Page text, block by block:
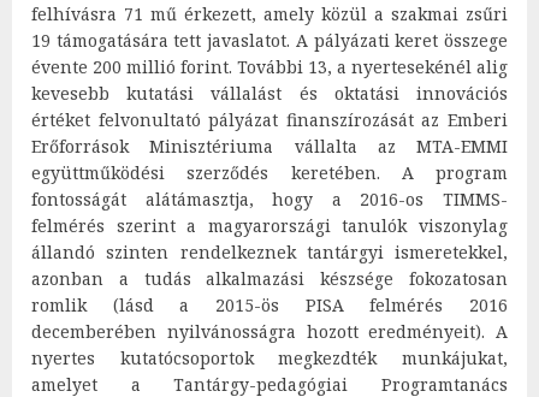
felhívásra 71 mű érkezett, amely közül a szakmai zsűri
19 támogatására tett javaslatot. A pályázati keret összege
évente 200 millió forint. További 13, a nyertesekénél alig
kevesebb kutatási vállalást és oktatási innovációs
értéket felvonultató pályázat finanszírozását az Emberi
Erőforrások Minisztériuma vállalta az MTA-EMMI
együttműködési szerződés keretében. A program
fontosságát alátámasztja, hogy a 2016-os TIMMS-
felmérés szerint a magyarországi tanulók viszonylag
állandó szinten rendelkeznek tantárgyi ismeretekkel,
azonban a tudás alkalmazási készsége fokozatosan
romlik (lásd a 2015-ös PISA felmérés 2016
decemberében nyilvánosságra hozott eredményeit). A
nyertes kutatócsoportok megkezdték munkájukat,
amelyet a Tantárgy-pedagógiai Programtanács